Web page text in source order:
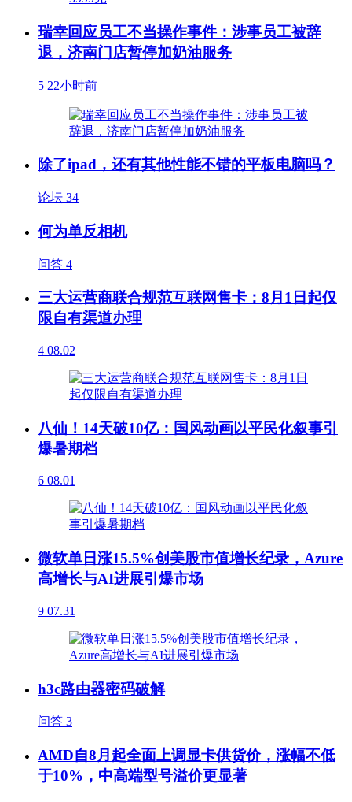
瑞幸回应员工不当操作事件：涉事员工被辞
退，济南门店暂停加奶油服务
5 22小时前
除了ipad，还有其他性能不错的平板电脑吗？
论坛 34
何为单反相机
问答 4
三大运营商联合规范互联网售卡：8月1日起仅
限自有渠道办理
4 08.02
八仙！14天破10亿：国风动画以平民化叙事引
爆暑期档
6 08.01
微软单日涨15.5%创美股市值增长纪录，Azure
高增长与AI进展引爆市场
9 07.31
h3c路由器密码破解
问答 3
AMD自8月起全面上调显卡供货价，涨幅不低
于10%，中高端型号溢价更显著